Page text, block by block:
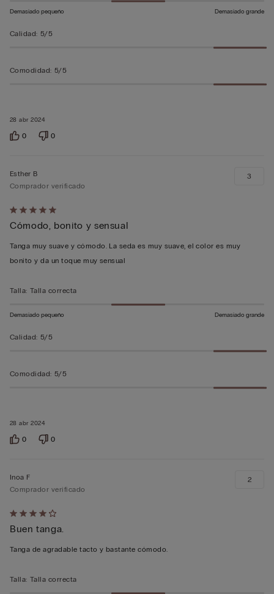
28 abr 2024
Demasiado pequeño Demasiado grande
Calidad: 5/5
Comodidad: 5/5
0 0
Calificación
de
5
sobre
28 abr 2024
Esther B
Comprador verificado
Cómodo, bonito y sensual
Tanga muy suave y cómodo. La seda es muy suave, el color es muy
bonito y da un toque muy sensual
3
Talla: Talla correcta
Demasiado pequeño Demasiado grande
Calidad: 5/5
Comodidad: 5/5
0 0
Calificación
de
4
5
Inoa F
Comprador verificado
Buen tanga.
Tanga de agradable tacto y bastante cómodo.
2
Talla: Talla correcta